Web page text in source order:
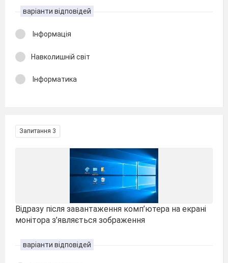
варіанти відповідей
Інформація
Навколишній світ
Інформатика
Запитання 3
Відразу після завантаження комп’ютера на екрані
монітора з’являється зображення
варіанти відповідей